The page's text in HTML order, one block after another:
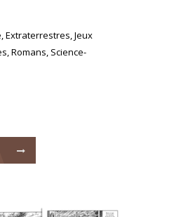
,Extraterrestres,Jeux
,Romans, Science-